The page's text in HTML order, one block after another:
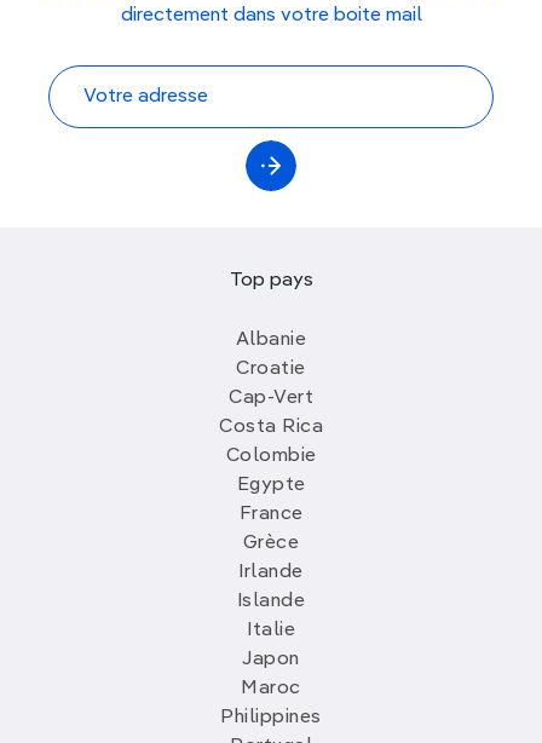
directement dans votre boite mail
Top pays
Albanie
Croatie
Cap-Vert
Costa Rica
Colombie
Egypte
France
Grèce
Irlande
Islande
Italie
Japon
Maroc
Philippines